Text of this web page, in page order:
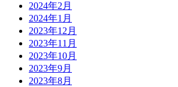
2024年2月
2024年1月
2023年12月
2023年11月
2023年10月
2023年9月
2023年8月